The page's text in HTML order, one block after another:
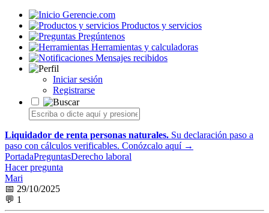
Gerencie.com
Productos y servicios
Pregúntenos
Herramientas y calculadoras
Mensajes recibidos
Iniciar sesión
Registrarse
Liquidador de renta personas naturales. Su declaración paso a
paso con cálculos verificables. Conózcalo aquí →
PortadaPreguntasDerecho laboral
Hacer pregunta
Mari
📅 29/10/2025
💬 1